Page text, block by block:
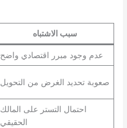
سبب الاشتباه
عدم وجود مبرر اقتصادي واضح
صعوبة تحديد الغرض من التحويل
احتمال التستر على المالك
الحقيقي